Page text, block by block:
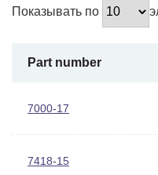
Показывать по
Part number
7000-17
7418-15